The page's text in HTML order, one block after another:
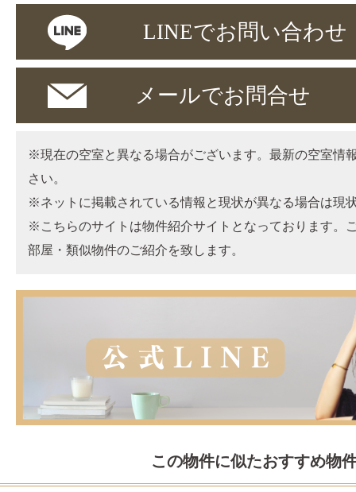
LINEでお問い合わせ
メールでお問合せ
※現在の空室と異なる場合がございます。最新の空室情
さい。
※ネットに掲載されている情報と現状が異なる場合は現
※こちらのサイトは物件紹介サイトとなっております。
部屋・類似物件のご紹介を致します。
この物件に似たおすすめ物